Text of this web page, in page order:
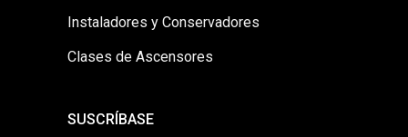
Instaladores y Conservadores
Clases de Ascensores
SUSCRÍBASE